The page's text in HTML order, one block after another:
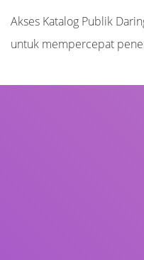
Akses Katalog Publik
untuk mempercepat